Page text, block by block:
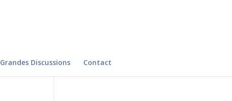
Grandes Discussions Contact